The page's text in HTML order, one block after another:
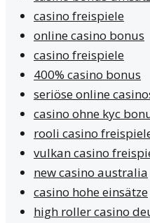
casino freispiele
online casino bonus
casino freispiele
400% casino bonus
seriöse online
casino ohne kyc
rooli casino
vulkan casino
new casino australia
casino hohe einsätze
high roller casino